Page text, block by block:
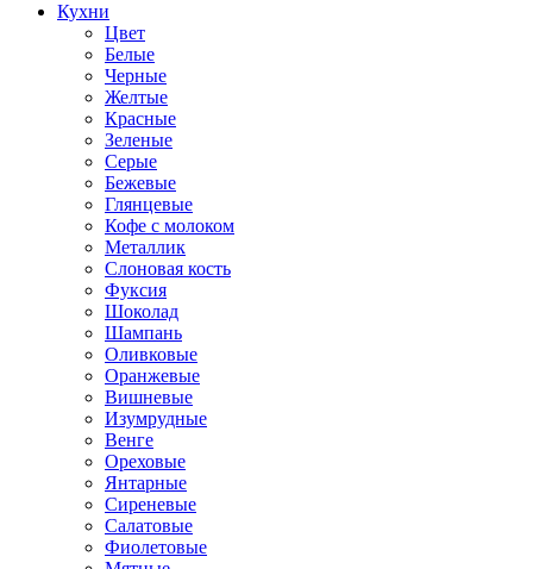
Кухни
Цвет
Белые
Черные
Желтые
Красные
Зеленые
Серые
Бежевые
Глянцевые
Кофе с молоком
Металлик
Слоновая кость
Фуксия
Шоколад
Шампань
Оливковые
Оранжевые
Вишневые
Изумрудные
Венге
Ореховые
Янтарные
Сиреневые
Салатовые
Фиолетовые